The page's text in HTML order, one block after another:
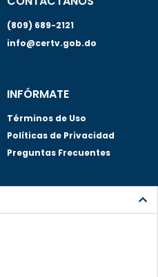
(809) 689-2121
info@certv.gob.do
INFÓRMATE
Términos de Uso
Políticas de Privacidad
Preguntas Frecuentes